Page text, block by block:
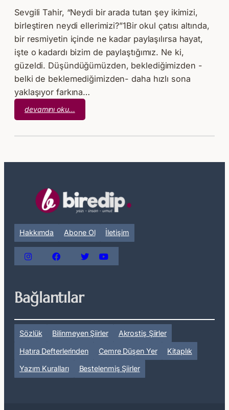
Sevgili Tahir, “Neydi bir arada tutan şey ikimizi,
birleştiren neydi ellerimizi?”1Bir okul çatısı altında,
bir resmiyetin içinde ne kadar paylaşılırsa hayat,
işte o kadardı bizim de paylaştığımız. Ne ki,
güzeldi. Düşündüğümüzden, beklediğimizden -
belki de beklemediğimizden- daha hızlı sona
yaklaşıyor farkına…
devamını oku…
Bir
Hakkımda Abone Ol İletişim
Bağlantılar
Sözlük Bilinmeyen Şiirler Akrostiş Şiirler
Hatıra Defterlerinden Cemre Düşen Yer Kitaplık
Yazım Kuralları Bestelenmiş Şiirler